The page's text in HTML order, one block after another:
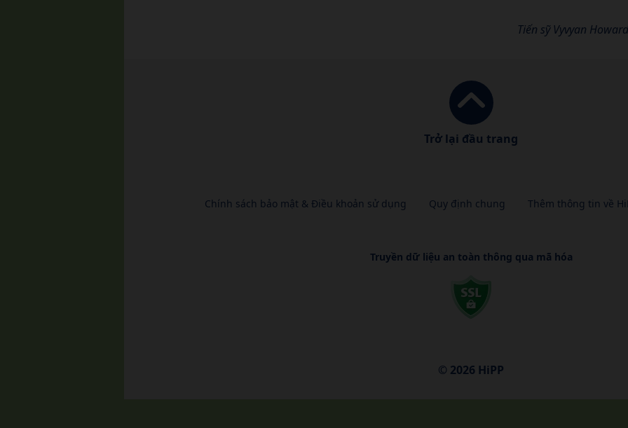
Tiến sỹ Vyvyan Howard
Trở lại đầu trang
Chính sách bảo mật & Điều khoản sử dụng Quy định chung Thêm thông tin về
Truyền dữ liệu an toàn thông qua mã hóa
© 2026 HiPP